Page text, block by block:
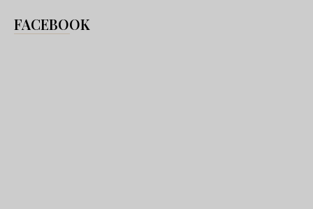
FACEBOOK